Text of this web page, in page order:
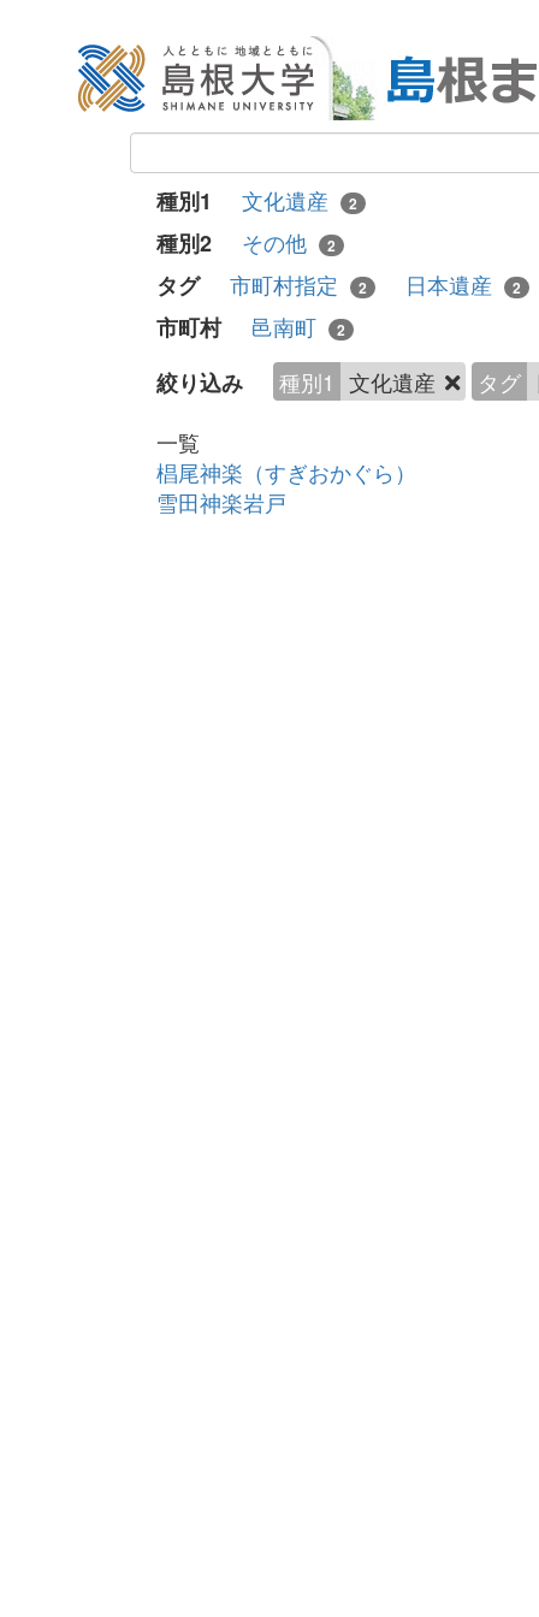
種別1 文化遺産 2
種別2 その他 2
タグ 市町村指定 2 日本遺産 2
市町村 邑南町 2
絞り込み 種別1 文化遺産 タグ
一覧
椙尾神楽（すぎおかぐら）
雪田神楽岩戸